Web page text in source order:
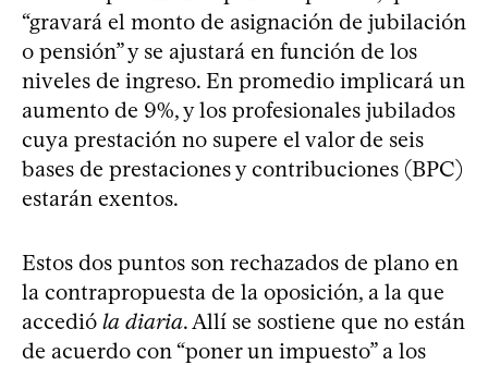
“gravará el monto de asignación de jubilación
o pensión” y se ajustará en función de los
niveles de ingreso. En promedio implicará un
aumento de 9%, y los profesionales jubilados
cuya prestación no supere el valor de seis
bases de prestaciones y contribuciones (BPC)
estarán exentos.
Estos dos puntos son rechazados de plano en
la contrapropuesta de la oposición, a la que
accedió la diaria. Allí se sostiene que no están
de acuerdo con “poner un impuesto” a los